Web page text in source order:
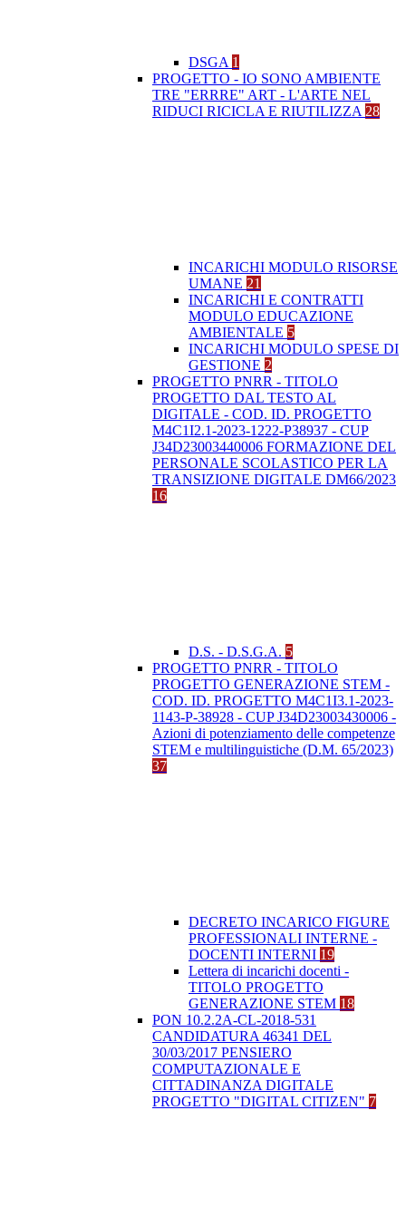
DSGA 1
PROGETTO - IO SONO AMBIENTE
TRE "ERRRE" ART - L'ARTE NEL
RIDUCI RICICLA E RIUTILIZZA 28
INCARICHI MODULO RISORSE
UMANE 21
INCARICHI E CONTRATTI
MODULO EDUCAZIONE
AMBIENTALE 5
INCARICHI MODULO SPESE DI
GESTIONE 2
PROGETTO PNRR - TITOLO
PROGETTO DAL TESTO AL
DIGITALE - COD. ID. PROGETTO
M4C1I2.1-2023-1222-P38937 - CUP
J34D23003440006 FORMAZIONE DEL
PERSONALE SCOLASTICO PER LA
TRANSIZIONE DIGITALE DM66/2023
16
D.S. - D.S.G.A. 5
PROGETTO PNRR - TITOLO
PROGETTO GENERAZIONE STEM -
COD. ID. PROGETTO M4C1I3.1-2023-
1143-P-38928 - CUP J34D23003430006 -
Azioni di potenziamento delle competenze
STEM e multilinguistiche (D.M. 65/2023)
37
DECRETO INCARICO FIGURE
PROFESSIONALI INTERNE -
DOCENTI INTERNI 19
Lettera di incarichi docenti -
TITOLO PROGETTO
GENERAZIONE STEM 18
PON 10.2.2A-CL-2018-531
CANDIDATURA 46341 DEL
30/03/2017 PENSIERO
COMPUTAZIONALE E
CITTADINANZA DIGITALE
PROGETTO "DIGITAL CITIZEN" 7